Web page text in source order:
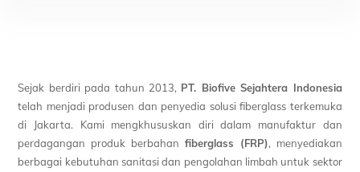
Sejak berdiri pada tahun 2013, PT. Biofive Sejahtera Indonesia
telah menjadi produsen dan penyedia solusi fiberglass terkemuka
di Jakarta. Kami mengkhususkan diri dalam manufaktur dan
perdagangan produk berbahan fiberglass (FRP), menyediakan
berbagai kebutuhan sanitasi dan pengolahan limbah untuk sektor